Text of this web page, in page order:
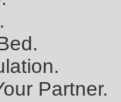
Partner.